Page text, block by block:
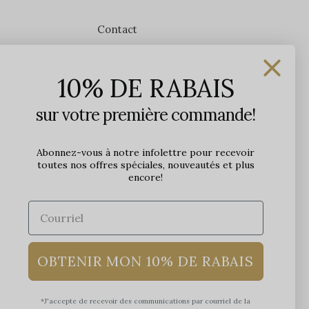
Contact
1650 avenue Jules-Verne, Local 103
G2G 2R1, Québec, Canada
Lundi: 9h - 17h
Mardi: 9h - 17h
Mercredi: 9h - 18h
Jeudi: 9h - 21h
Samedi: 9h à 17h
10% DE RABAIS
sur votre première commande!
Abonnez-vous à notre infolettre pour recevoir
toutes nos offres spéciales, nouveautés et plus
encore!
OBTENIR MON 10% DE RABAIS
*J'accepte de recevoir des communications par courriel de la